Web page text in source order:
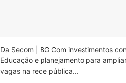
Da Secom | BG Com investimentos
Educação e planejamento para
vagas na rede pública...